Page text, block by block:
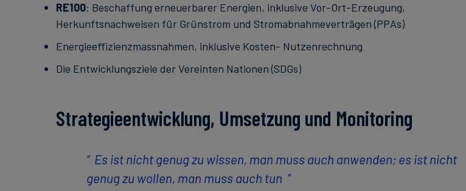
RE100: Beschaffung erneuerbarer Energien, inklusive Vor-Ort-Erzeugung,
Herkunftsnachweisen für Grünstrom und Stromabnahmeverträgen (PPAs)
Energieeffizienzmassnahmen, inklusive Kosten- Nutzenrechnung
Die Entwicklungsziele der Vereinten Nationen (SDGs)
Strategieentwicklung, Umsetzung und Monitoring
Es ist nicht genug zu wissen, man muss auch anwenden; es ist nicht
genug zu wollen, man muss auch tun